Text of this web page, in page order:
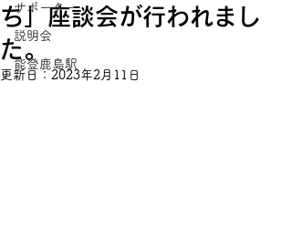
サポーター
説明会
能登鹿島駅
ち」座談会が行われまし
た。
更新日： 2023年2月11日